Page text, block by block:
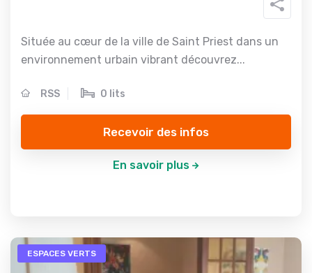
Située au cœur de la ville de Saint Priest dans un
environnement urbain vibrant découvrez...
RSS 0 lits
Recevoir des infos
En savoir plus
ESPACES VERTS